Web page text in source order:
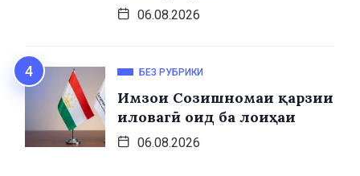
06.08.2026
БЕЗ РУБРИКИ
Имзои Созишномаи қарзии
иловагӣ оид ба лоиҳаи
06.08.2026